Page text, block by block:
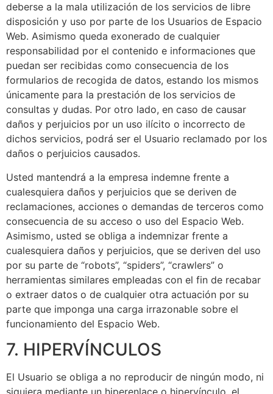
deberse a la mala utilización de los servicios de libre
disposición y uso por parte de los Usuarios de Espacio
Web. Asimismo queda exonerado de cualquier
responsabilidad por el contenido e informaciones que
puedan ser recibidas como consecuencia de los
formularios de recogida de datos, estando los mismos
únicamente para la prestación de los servicios de
consultas y dudas. Por otro lado, en caso de causar
daños y perjuicios por un uso ilícito o incorrecto de
dichos servicios, podrá ser el Usuario reclamado por los
daños o perjuicios causados.
Usted mantendrá a la empresa indemne frente a
cualesquiera daños y perjuicios que se deriven de
reclamaciones, acciones o demandas de terceros como
consecuencia de su acceso o uso del Espacio Web.
Asimismo, usted se obliga a indemnizar frente a
cualesquiera daños y perjuicios, que se deriven del uso
por su parte de “robots”, “spiders”, “crawlers” o
herramientas similares empleadas con el fin de recabar
o extraer datos o de cualquier otra actuación por su
parte que imponga una carga irrazonable sobre el
funcionamiento del Espacio Web.
7. HIPERVÍNCULOS
El Usuario se obliga a no reproducir de ningún modo, ni